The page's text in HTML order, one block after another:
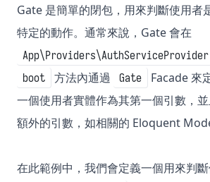
Gate 是簡單的閉包，用來判斷使用者
特定的動作。通常來說，Gate 會在
App\Providers\AuthServiceProvider
boot 方法內通過 Gate
Facade 來
一個使用者實體作為其第一個引數，
額外的引數，如相關的 Eloquent
在此範例中，我們會定義一個用來判